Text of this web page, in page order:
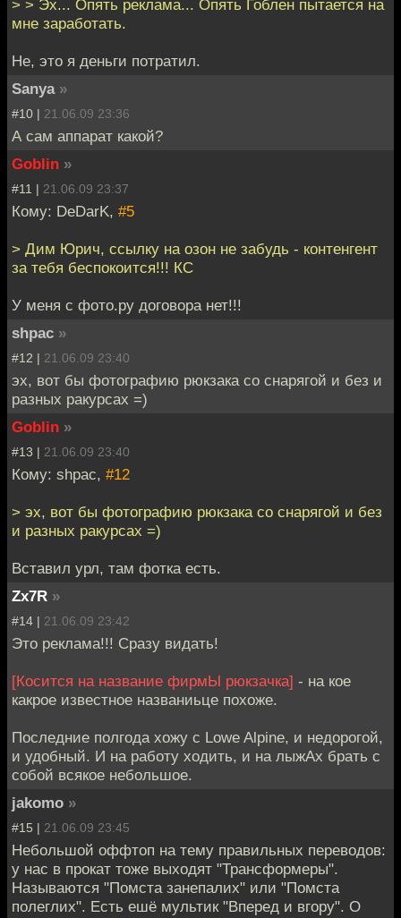
> > Эх... Опять реклама... Опять Гоблен пытается на
мне заработать.
Не, это я деньги потратил.
Sanya »
#10 | 21.06.09 23:36
А сам аппарат какой?
Goblin »
#11 | 21.06.09 23:37
Кому: DeDarK, #5
> Дим Юрич, ссылку на озон не забудь - контенгент
за тебя беспокоится!!! КС
У меня с фото.ру договора нет!!!
shpac »
#12 | 21.06.09 23:40
эх, вот бы фотографию рюкзака со снарягой и без и
разных ракурсах =)
Goblin »
#13 | 21.06.09 23:40
Кому: shpac, #12
> эх, вот бы фотографию рюкзака со снарягой и без
и разных ракурсах =)
Вставил урл, там фотка есть.
Zx7R »
#14 | 21.06.09 23:42
Это реклама!!! Cразу видать!
[Косится на название фирмЫ рюкзачка] - на кое
какрое известное названиьце похоже.
Последние полгода хожу с Lowe Alpine, и недорогой,
и удобный. И на работу ходить, и на лыжАх брать с
собой всякое небольшое.
jakomo »
#15 | 21.06.09 23:45
Небольшой оффтоп на тему правильных переводов:
у нас в прокат тоже выходят "Трансформеры".
Называются "Помста занепалих" или "Помста
полеглих". Есть ешё мультик "Вперед и вгору". О